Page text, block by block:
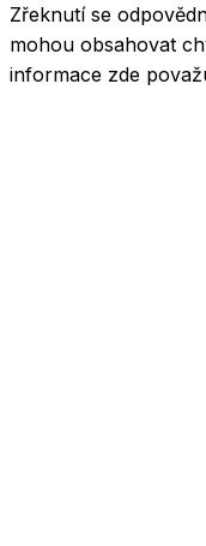
Zřeknutí se
mohou obsahovat
informace zde